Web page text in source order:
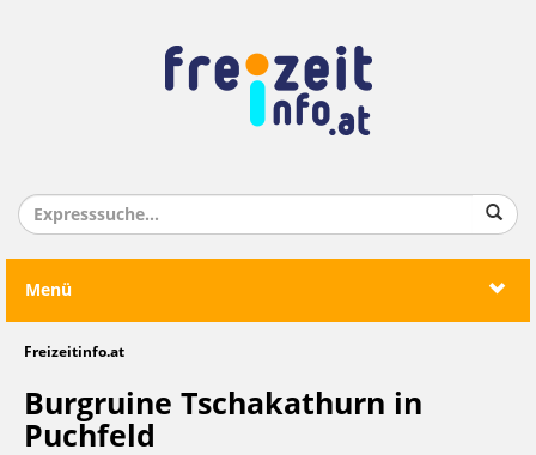
Menü
Freizeitinfo.at
Burgruine Tschakathurn in
Puchfeld